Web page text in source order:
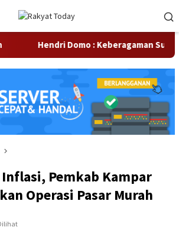
Hendri Domo : Keberagaman Suku
Pemkab Kampar
Operasi Pasar Murah